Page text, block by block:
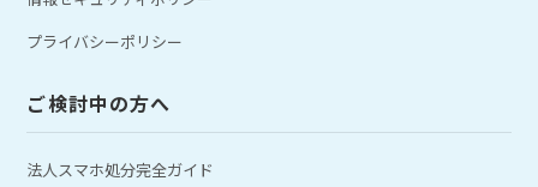
プライバシーポリシー
ご検討中の方へ
法人スマホ処分完全ガイド